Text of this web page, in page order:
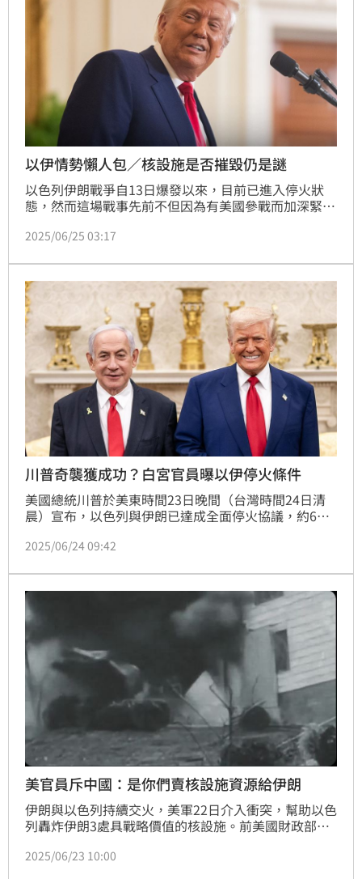
以伊情勢懶人包／核設施是否摧毀仍是謎
以色列伊朗戰爭自13日爆發以來，目前已進入停火狀
態，然而這場戰事先前不但因為有美國參戰而加深緊張
惑，包括先前的停火宣告疑似未與以伊達成共識，之後
核計畫無法重啟」與美國五角大廈的「核設施仍可運
作，僅拖延伊朗核計畫數月」，訊息有巨大落差。《三
立新聞網》為您整理目前以伊情勢，以及待查核的內容
有哪些。
2025/06/25 03:17
川普奇襲獲成功？白宮官員曝以伊停火條件
美國總統川普於美東時間23日晚間（台灣時間24日清
晨）宣布，以色列與伊朗已達成全面停火協議，約6小
下句點。白宮官員也揭露三方談判內幕，透露以色列之
2025/06/24 09:42
美官員斥中國：是你們賣核設施資源給伊朗
伊朗與以色列持續交火，美軍22日介入衝突，幫助以色
列轟炸伊朗3處具戰略價值的核設施。前美國財政部助
發文狠酸，若中方未來幾天指責美國要做好核武禁擴，
2025/06/23 10:00